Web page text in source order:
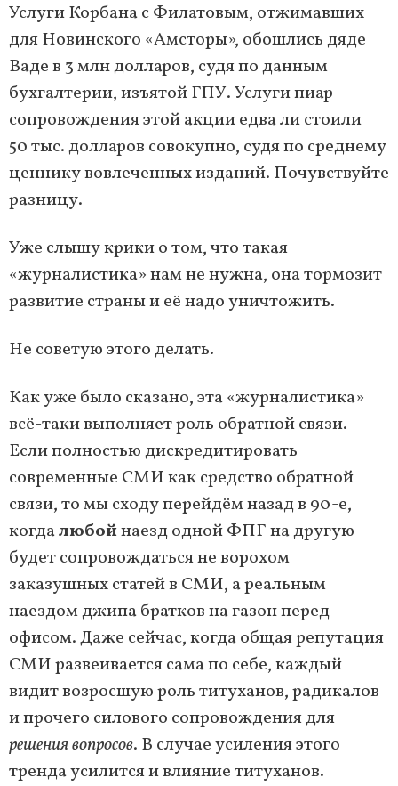
Услуги Корбана с Филатовым, отжимавших
для Новинского «Амсторы», обошлись дяде
Ваде в 3 млн долларов, судя по данным
бухгалтерии, изъятой ГПУ. Услуги пиар-
сопровождения этой акции едва ли стоили
50 тыс. долларов совокупно, судя по среднему
ценнику вовлеченных изданий. Почувствуйте
разницу.
Уже слышу крики о том, что такая
«журналистика» нам не нужна, она тормозит
развитие страны и её надо уничтожить.
Не советую этого делать.
Как уже было сказано, эта «журналистика»
всё-таки выполняет роль обратной связи.
Если полностью дискредитировать
современные СМИ как средство обратной
связи, то мы сходу перейдём назад в 90-е,
когдалюбойнаезд одной ФПГ на другую
будет сопровождаться не ворохом
заказушных статей в СМИ, а реальным
наездом джипа братков на газон перед
офисом. Даже сейчас, когда общая репутация
СМИ развеивается сама по себе, каждый
видит возросшую роль титуханов, радикалов
и прочего силового сопровождения для
решения вопросов. В случае усиления этого
тренда усилится и влияние титуханов.